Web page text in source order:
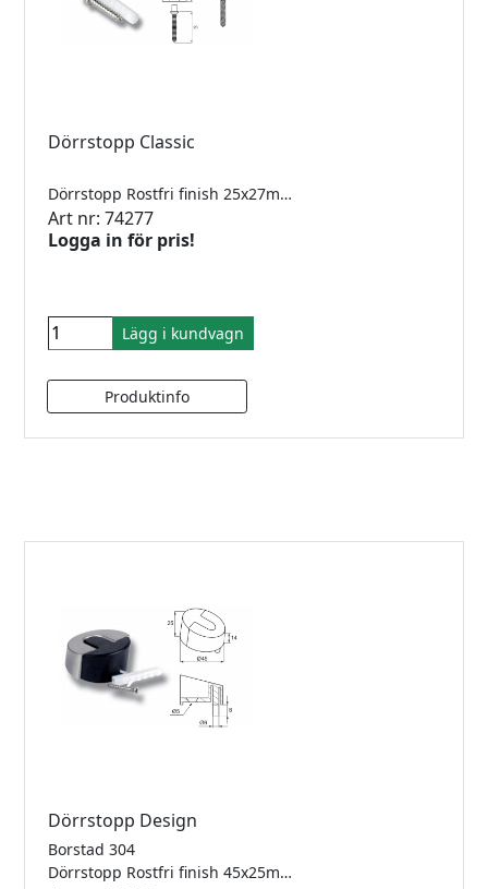
Dörrstopp Classic
Dörrstopp Rostfri finish 25x27mm
Art nr: 74277
Logga in för pris!
Lägg i kundvagn
Dörrstopp Design
Borstad 304
Dörrstopp Rostfri finish 45x25mm